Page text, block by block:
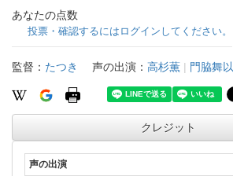
あなたの点数
投票・確認するにはログインしてください。
監督： たつき 声の出演： 高杉薫 | 門脇舞以
クレジット
声の出演